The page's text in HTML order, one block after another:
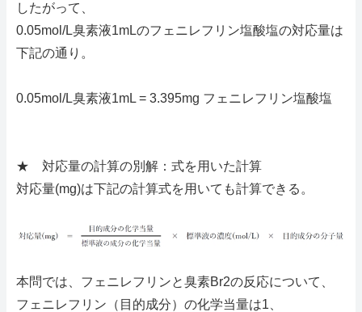
したがって、
0.05mol/L臭素液1mLのフェニレフリン塩酸塩の対応量は
下記の通り。
0.05mol/L臭素液1mL = 3.395mg フェニレフリン塩酸塩
★ 対応量の計算の別解：式を用いた計算
対応量(mg)は下記の計算式を用いても計算できる。
本問では、フェニレフリンと臭素Br2の反応について、
フェニレフリン（目的成分）の化学当量は1、